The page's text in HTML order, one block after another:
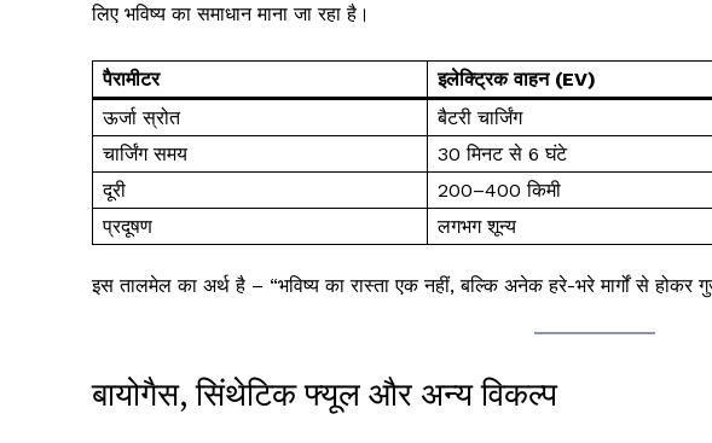
लिए भविष्य का समाधान माना जा रहा है।
पैरामीटर इलेक्ट्रिक वाहन (EV)
ऊर्जा स्रोत
बैटरी चार्जिंग
चार्जिंग समय
30 मिनट से 6 घंटे
दूरी
200–400 किमी
प्रदूषण
लगभग शून्य
इस तालमेल का अर्थ है – “भविष्य का रास्ता एक नहीं, बल्कि अनेक हरे-भरे मार्गों से होकर
बायोगैस, सिंथेटिक फ्यूल और अन्य विकल्प